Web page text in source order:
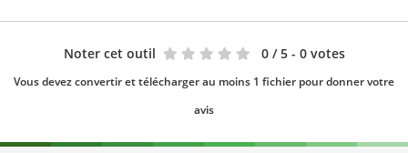
Noter cet outil 0 / 5 - 0 votes
Vous devez convertir et télécharger au moins 1 fichier pour donner votre
avis